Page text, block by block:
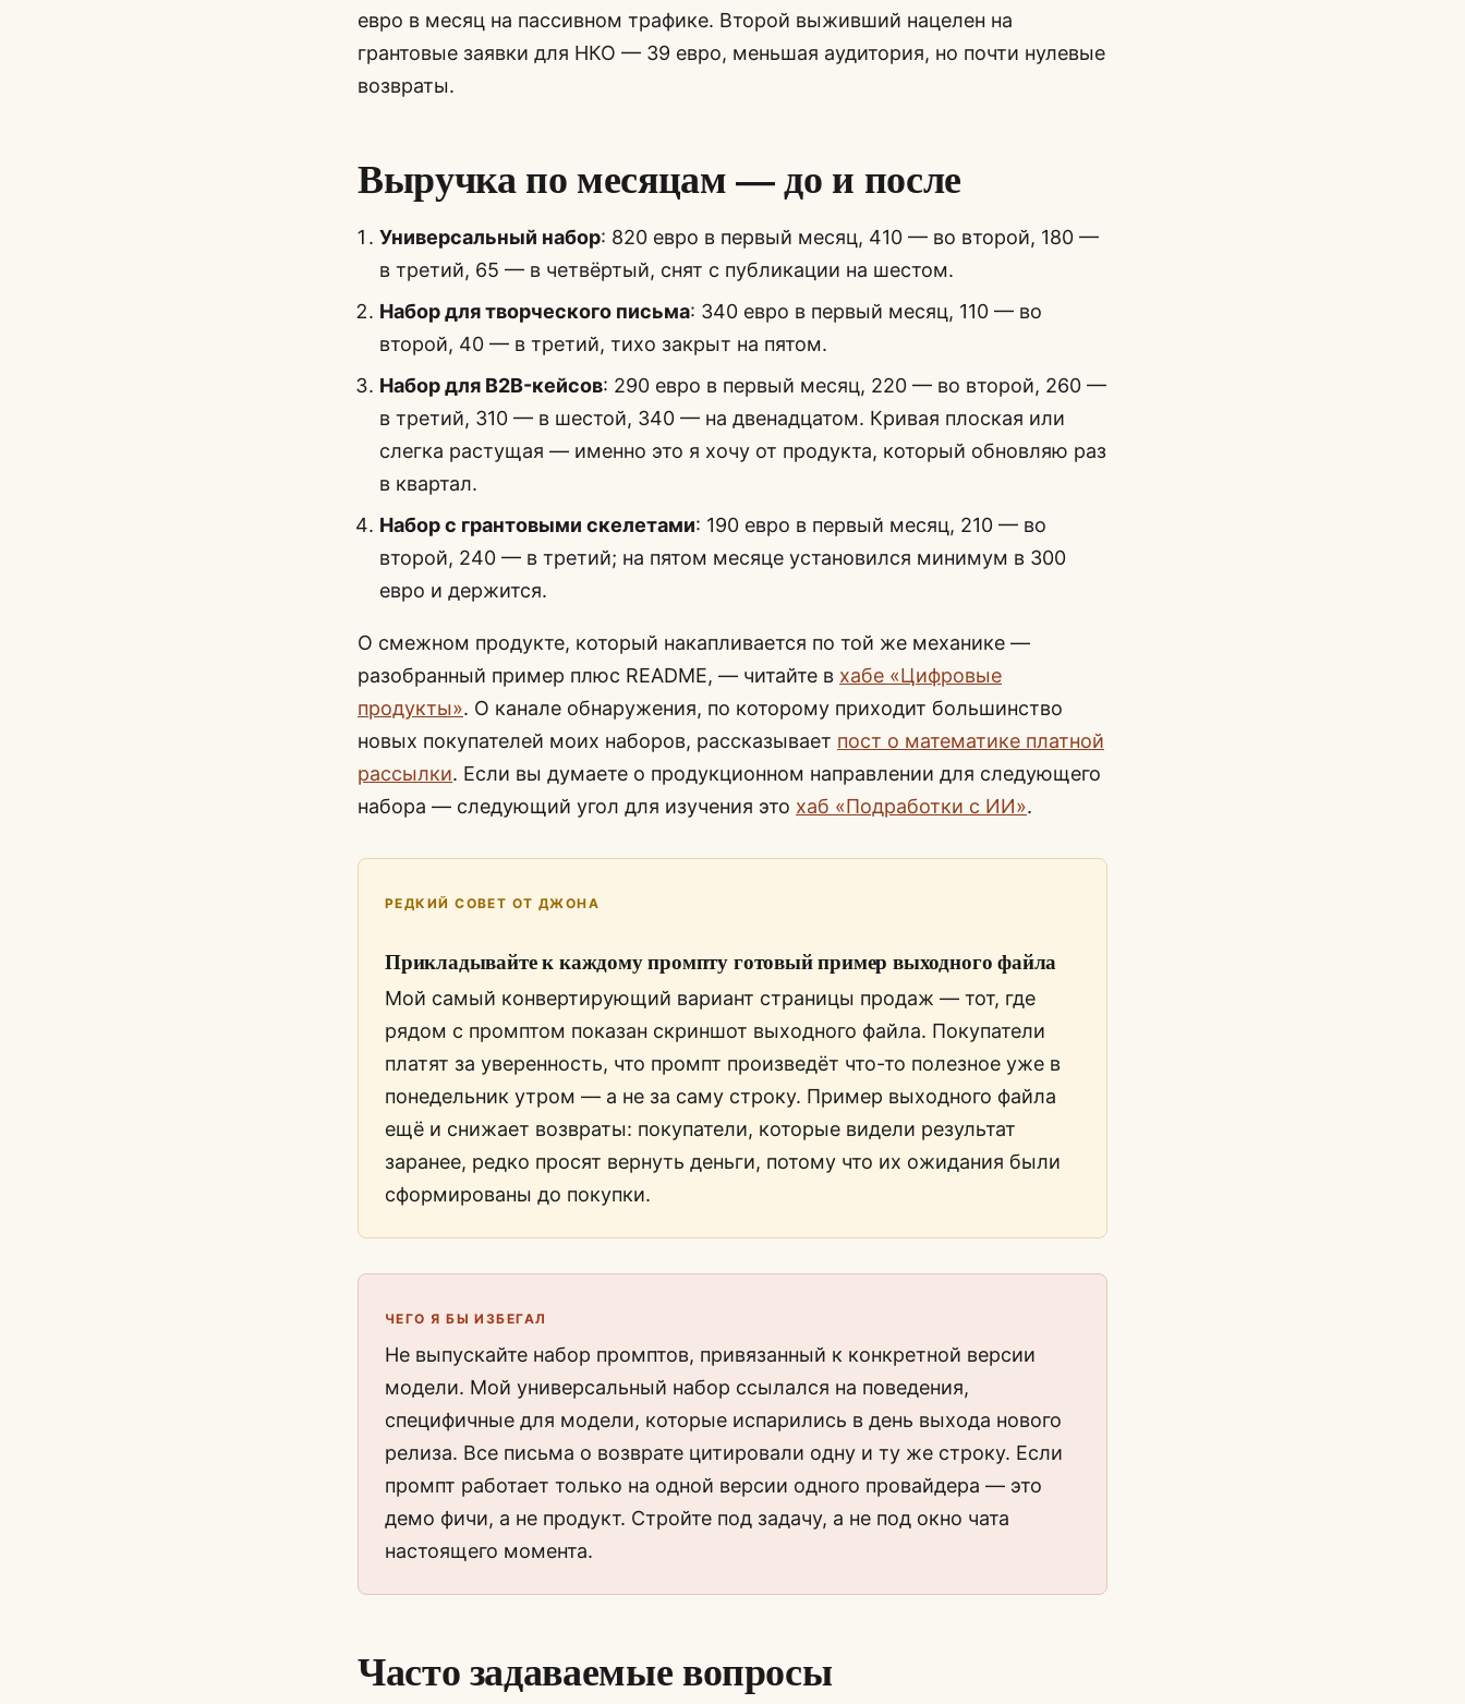
евро в месяц на пассивном трафике. Второй выживший нацелен на
грантовые заявки для НКО — 39 евро, меньшая аудитория, но почти нулевые
возвраты.
Выручка по месяцам — до и после
Универсальный набор: 820 евро в первый месяц, 410 — во второй, 180 —
в третий, 65 — в четвёртый, снят с публикации на шестом.
Набор для творческого письма: 340 евро в первый месяц, 110 — во
второй, 40 — в третий, тихо закрыт на пятом.
Набор для B2B-кейсов: 290 евро в первый месяц, 220 — во второй, 260 —
в третий, 310 — в шестой, 340 — на двенадцатом. Кривая плоская или
слегка растущая — именно это я хочу от продукта, который обновляю раз
в квартал.
Набор с грантовыми скелетами: 190 евро в первый месяц, 210 — во
второй, 240 — в третий; на пятом месяце установился минимум в 300
евро и держится.
О смежном продукте, который накапливается по той же механике —
разобранный пример плюс README, — читайте в хабе «Цифровые
продукты». О канале обнаружения, по которому приходит большинство
новых покупателей моих наборов, рассказывает пост о математике платной
рассылки. Если вы думаете о продукционном направлении для следующего
набора — следующий угол для изучения это хаб «Подработки с ИИ».
РЕДКИЙ СОВЕТ ОТ ДЖОНА
Прикладывайте к каждому промпту готовый пример выходного файла
Мой самый конвертирующий вариант страницы продаж — тот, где
рядом с промптом показан скриншот выходного файла. Покупатели
платят за уверенность, что промпт произведёт что-то полезное уже в
понедельник утром — а не за саму строку. Пример выходного файла
ещё и снижает возвраты: покупатели, которые видели результат
заранее, редко просят вернуть деньги, потому что их ожидания были
сформированы до покупки.
ЧЕГО Я БЫ ИЗБЕГАЛ
Не выпускайте набор промптов, привязанный к конкретной версии
модели. Мой универсальный набор ссылался на поведения,
специфичные для модели, которые испарились в день выхода нового
релиза. Все письма о возврате цитировали одну и ту же строку. Если
промпт работает только на одной версии одного провайдера — это
демо фичи, а не продукт. Стройте под задачу, а не под окно чата
настоящего момента.
Часто задаваемые вопросы